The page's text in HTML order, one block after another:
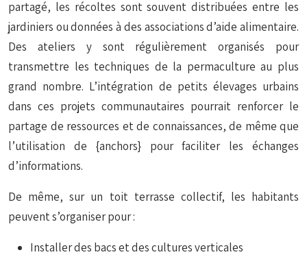
partagé, les récoltes sont souvent distribuées entre les
jardiniers ou données à des associations d’aide alimentaire.
Des ateliers y sont régulièrement organisés pour
transmettre les techniques de la permaculture au plus
grand nombre. L’intégration de petits élevages urbains
dans ces projets communautaires pourrait renforcer le
partage de ressources et de connaissances, de même que
l’utilisation de {anchors} pour faciliter les échanges
d’informations.
De même, sur un toit terrasse collectif, les habitants
peuvent s’organiser pour :
Installer des bacs et des cultures verticales